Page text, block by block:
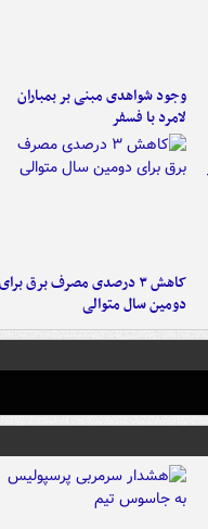
وجود شواهدی مبنی بر بمباران
لامرد با فسفر
کاهش ۳ درصدی مصرف برق برای
دومین سال متوالی